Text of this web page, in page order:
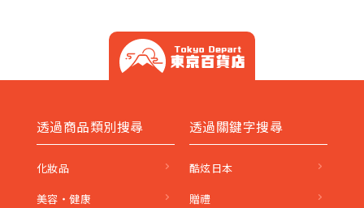
透過商品類別搜尋
化妝品
美容・健康
透過關鍵字搜尋
酷炫日本
贈禮